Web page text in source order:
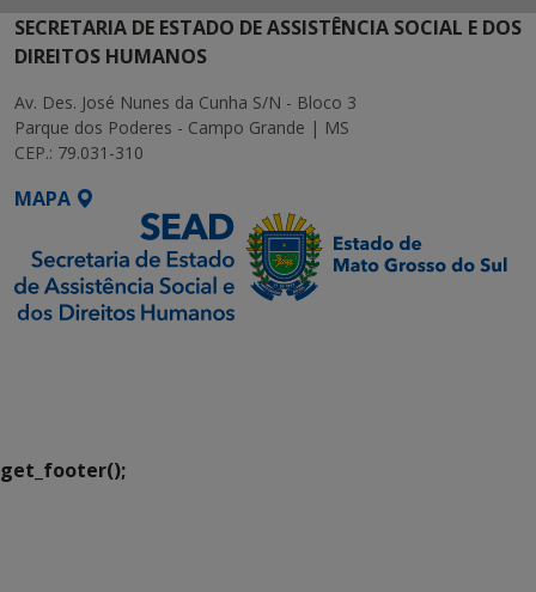
SECRETARIA DE ESTADO DE ASSISTÊNCIA SOCIAL E DOS
DIREITOS HUMANOS
Av. Des. José Nunes da Cunha S/N - Bloco 3
Parque dos Poderes - Campo Grande | MS
CEP.: 79.031-310
MAPA
get_footer();